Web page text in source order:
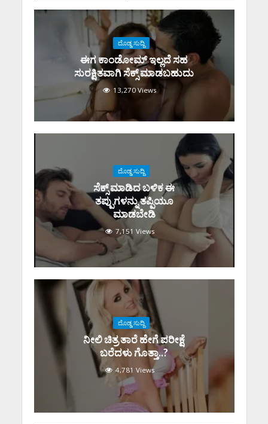
ದೊಡ್ಡ ಸುದ್ದಿ
ಈಗ ಕಾಂಡೋಮ್‌ ಇಲ್ಲದೆ ಸಹ
ಸುರಕ್ಷಿತವಾಗಿ ಸೆಕ್ಸ್‌ ಮಾಡಬಹುದು
13,270 Views
ದೊಡ್ಡ ಸುದ್ದಿ
ಸೆಕ್ಸ್‌ ಮಾಡಿದ ಬಳಿಕ ಈ
ತಪ್ಪುಗಳನ್ನು ತಪ್ಪಿಯೂ
ಮಾಡಬೇಡಿ
7,151 Views
ದೊಡ್ಡ ಸುದ್ದಿ
ನೀಲಿ ಚಿತ್ರ ತಾರೆ ಹೇಗೆ ಪರೀಕ್ಷೆ
ಬರೆದಳು ಗೊತ್ತಾ..?
4,781 Views